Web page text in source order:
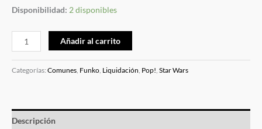
Disponibilidad: 2 disponibles
Añadir al carrito
Categorías: Comunes Funko Liquidación Pop! Star Wars
Descripción